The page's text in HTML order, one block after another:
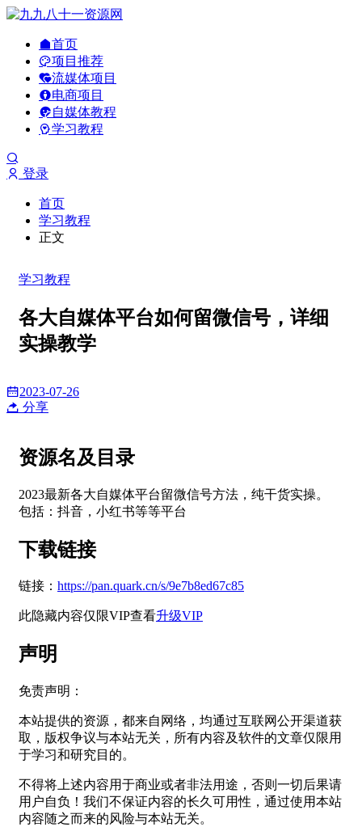
首页
项目推荐
流媒体项目
电商项目
自媒体教程
学习教程
登录
首页
学习教程
正文
学习教程
各大自媒体平台如何留微信号，详细
实操教学
2023-07-26
分享
资源名及目录
2023最新各大自媒体平台留微信号方法，纯干货实操。
包括：抖音，小红书等等平台
下载链接
链接： https://pan.quark.cn/s/9e7b8ed67c85
此隐藏内容仅限VIP查看升级VIP
声明
免责声明：
本站提供的资源，都来自网络，均通过互联网公开渠道获
取，版权争议与本站无关，所有内容及软件的文章仅限用
于学习和研究目的。
不得将上述内容用于商业或者非法用途，否则一切后果请
用户自负！我们不保证内容的长久可用性，通过使用本站
内容随之而来的风险与本站无关。